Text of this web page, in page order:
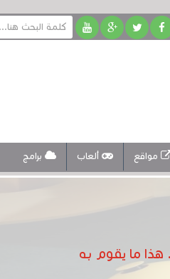
مواقع ألعاب برامج
ما يقوم به